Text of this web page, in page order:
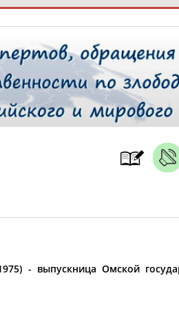
ТАБЛО АКТИВНОСТИ
Не
- выпускница Омской